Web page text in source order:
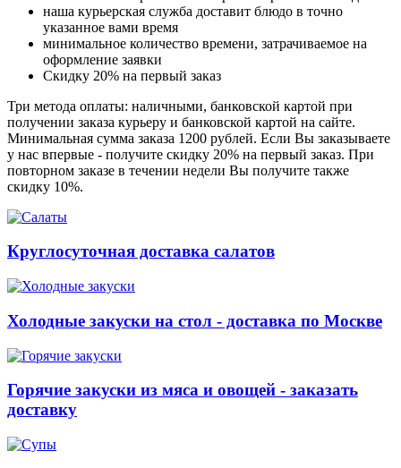
наша курьерская служба доставит блюдо в точно
указанное вами время
минимальное количество времени, затрачиваемое на
оформление заявки
Скидку 20% на первый заказ
Три метода оплаты: наличными, банковской картой при
получении заказа курьеру и банковской картой на сайте.
Минимальная сумма заказа 1200 рублей. Если Вы заказываете
у нас впервые - получите скидку 20% на первый заказ. При
повторном заказе в течении недели Вы получите также
скидку 10%.
Круглосуточная доставка салатов
Холодные закуски на стол - доставка по Москве
Горячие закуски из мяса и овощей - заказать
доставку